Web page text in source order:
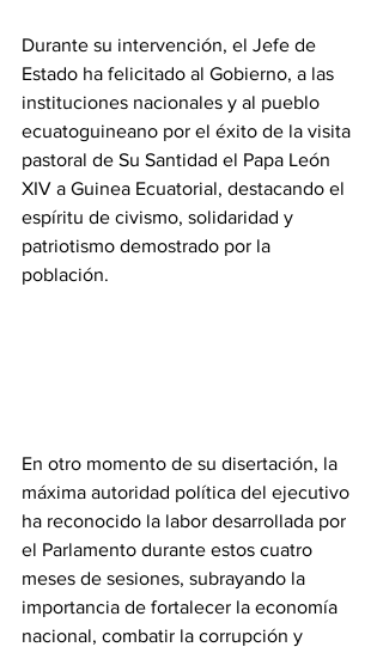
‎Durante su intervención, el Jefe de
Estado ha felicitado al Gobierno, a las
instituciones nacionales y al pueblo
ecuatoguineano por el éxito de la visita
pastoral de Su Santidad el Papa León
XIV a Guinea Ecuatorial, destacando el
espíritu de civismo, solidaridad y
patriotismo demostrado por la
población.
En otro momento de su disertación, la
máxima autoridad política del ejecutivo
ha reconocido la labor desarrollada por
el Parlamento durante estos cuatro
meses de sesiones, subrayando la
importancia de fortalecer la economía
nacional, combatir la corrupción y